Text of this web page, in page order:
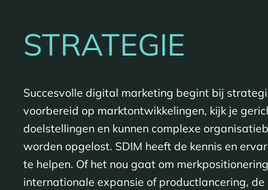
STRATEGIE
Succesvolle digital marketing begint bij
voorbereid op marktontwikkelingen, kijk je
doelstellingen en kunnen complexe
worden opgelost. SDIM heeft de kennis en
te helpen. Of het nou gaat om
internationale expansie of productlancering,